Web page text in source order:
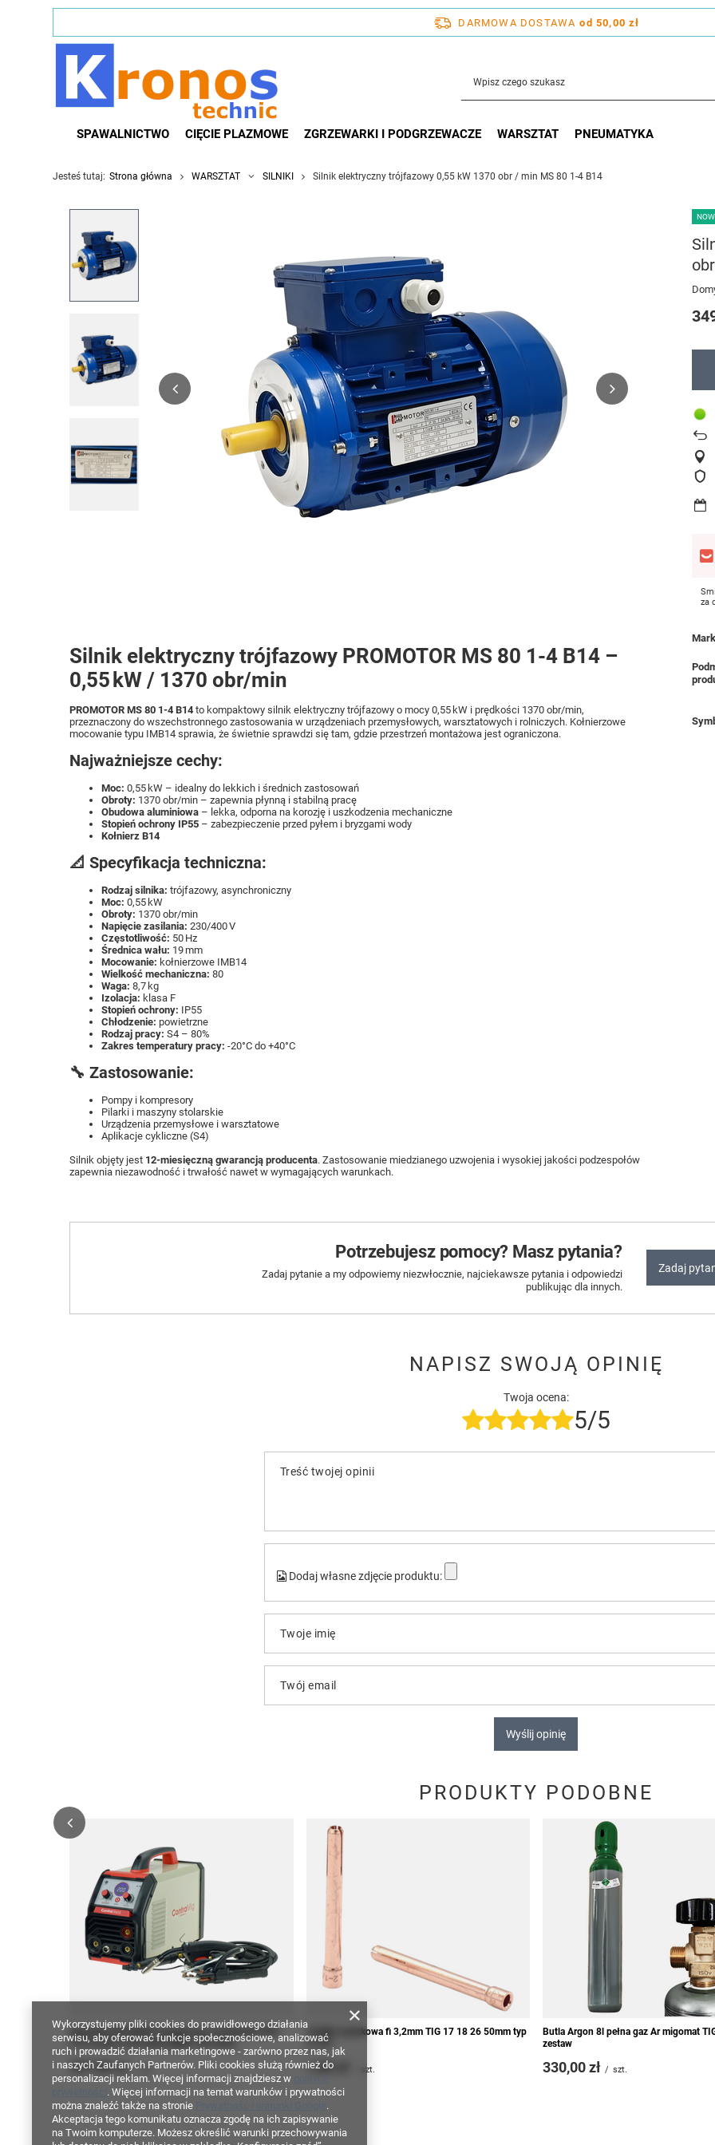
DARMOWA DOSTAWA od 50,00 zł
SPAWALNICTWO CIĘCIE PLAZMOWE ZGRZEWARKI I PODGRZEWACZE WARSZTAT PNEUMATYKA
Jesteś tutaj: Strona główna WARSZTAT SILNIKI Silnik elektryczny trójfazowy 0,55 kW 1370 obr / min MS 80 1-4 B14
za
Silnik elektryczny trójfazowy PROMOTOR MS 80 1-4 B14 –
0,55 kW / 1370 obr/min
PROMOTOR MS 80 1-4 B14 to kompaktowy silnik elektryczny trójfazowy o mocy 0,55 kW i prędkości 1370 obr/min,
przeznaczony do wszechstronnego zastosowania w urządzeniach przemysłowych, warsztatowych i rolniczych. Kołnierzowe
mocowanie typu IMB14 sprawia, że świetnie sprawdzi się tam, gdzie przestrzeń montażowa jest ograniczona.
Najważniejsze cechy:
Moc: 0,55 kW – idealny do lekkich i średnich zastosowań
Obroty: 1370 obr/min – zapewnia płynną i stabilną pracę
Obudowa aluminiowa – lekka, odporna na korozję i uszkodzenia mechaniczne
Stopień ochrony IP55 – zabezpieczenie przed pyłem i bryzgami wody
Kołnierz B14
📐 Specyfikacja techniczna:
Rodzaj silnika: trójfazowy, asynchroniczny
Moc: 0,55 kW
Obroty: 1370 obr/min
Napięcie zasilania: 230/400 V
Częstotliwość: 50 Hz
Średnica wału: 19 mm
Mocowanie: kołnierzowe IMB14
Wielkość mechaniczna: 80
Waga: 8,7 kg
Izolacja: klasa F
Stopień ochrony: IP55
Chłodzenie: powietrzne
Rodzaj pracy: S4 – 80%
Zakres temperatury pracy: -20°C do +40°C
🔧 Zastosowanie:
Pompy i kompresory
Pilarki i maszyny stolarskie
Urządzenia przemysłowe i warsztatowe
Aplikacje cykliczne (S4)
Silnik objęty jest 12-miesięczną gwarancją producenta. Zastosowanie miedzianego uzwojenia i wysokiej jakości podzespołów
zapewnia niezawodność i trwałość nawet w wymagających warunkach.
Potrzebujesz pomocy? Masz pytania?
Zadaj pytanie a my odpowiemy niezwłocznie, najciekawsze pytania i odpowiedzi
publikując dla innych.
Zadaj
NAPISZ SWOJĄ OPINIĘ
Twoja ocena:
5/5
Treść twojej opinii
Dodaj własne zdjęcie produktu:
Twoje imię
Twój email
Wyślij opinię
PRODUKTY PODOBNE
Spawarka MIGOMAT bezgazowy Contraweld MIG
210 FCAW FLUX MAG MMA TIG 200A
357,00 zł / szt.
Tulejka zaciskowa fi 3,2mm TIG 17 18 26 50mm typ
U-201
1,00 zł szt.
Butla Argon 8l pełna gaz Ar migomat
zestaw
330,00 zł / szt.
Wykorzystujemy pliki cookies do prawidłowego działania
serwisu, aby oferować funkcje społecznościowe, analizować
ruch i prowadzić działania marketingowe - zarówno przez nas, jak
i naszych Zaufanych Partnerów. Pliki cookies służą również do
personalizacji reklam. Więcej informacji znajdziesz w
polityce
. Więcej informacji na temat warunków i prywatności
można znaleźć także na stronie
.
Akceptacja tego komunikatu oznacza zgodę na ich zapisywanie
na Twoim komputerze. Możesz określić warunki przechowywania